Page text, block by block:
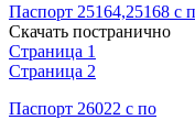
Паспорт 25164,25168 с
Скачать постранично
Страница 1
Страница 2
Паспорт 26022 с по